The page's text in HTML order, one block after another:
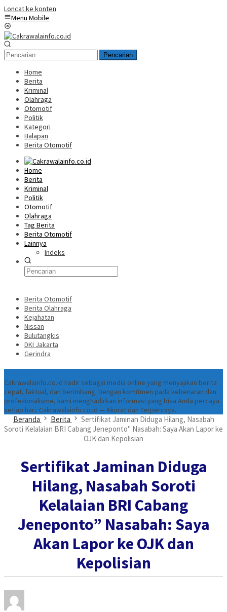
Loncat ke konten
Menu Mobile
Pencarian
Home
Berita
Kriminal
Olahraga
Otomotif
Politik
Kategori
Balapan
Berita Otomotif
Home
Berita
Kriminal
Politik
Otomotif
Olahraga
Tag Berita
Berita Otomotif
Lainnya
Indeks
Berita Otomotif
Berita Olahraga
Kejahatan
Nissan
Bulutangkis
DKI Jakarta
Gerindra
Cakrawalainfo.co.id hadir sebagai media online yang menyajikan berita
cepat, faktual, dan berimbang. Dengan komitmen pada kebenaran dan
profesionalisme, kami menghadirkan informasi yang bisa Anda percaya
setiap hari. Cakrawalainfo.co.id — Akurat dan Terpercaya.
Beranda Berita
Sertifikat Jaminan Diduga Hilang, Nasabah
Soroti Kelalaian BRI Cabang Jeneponto" Nasabah: Saya Akan Lapor ke
OJK dan Kepolisian
Sertifikat Jaminan Diduga
Hilang, Nasabah Soroti
Kelalaian BRI Cabang
Jeneponto” Nasabah: Saya
Akan Lapor ke OJK dan
Kepolisian